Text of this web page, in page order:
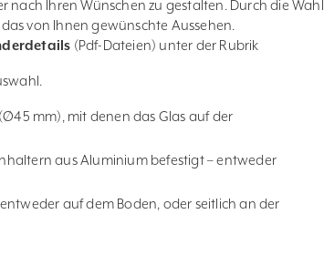
nach Ihren Wünschen zu gestalten. Durch die Wahl
von Ihnen gewünschte Aussehen.
(Pdf-Dateien) unter der Rubrik
mm), mit denen das Glas auf der
aus Aluminium befestigt – entweder
auf dem Boden, oder seitlich an der